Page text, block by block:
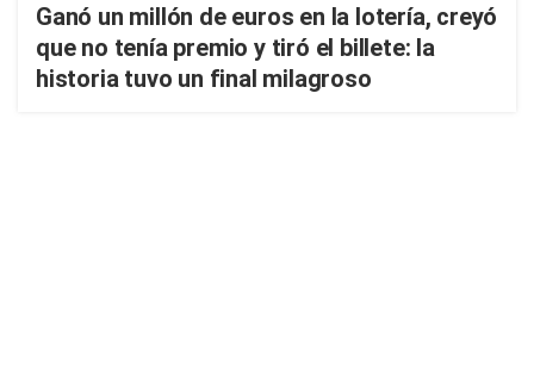
Ganó un millón de euros en la lotería, creyó
que no tenía premio y tiró el billete: la
historia tuvo un final milagroso